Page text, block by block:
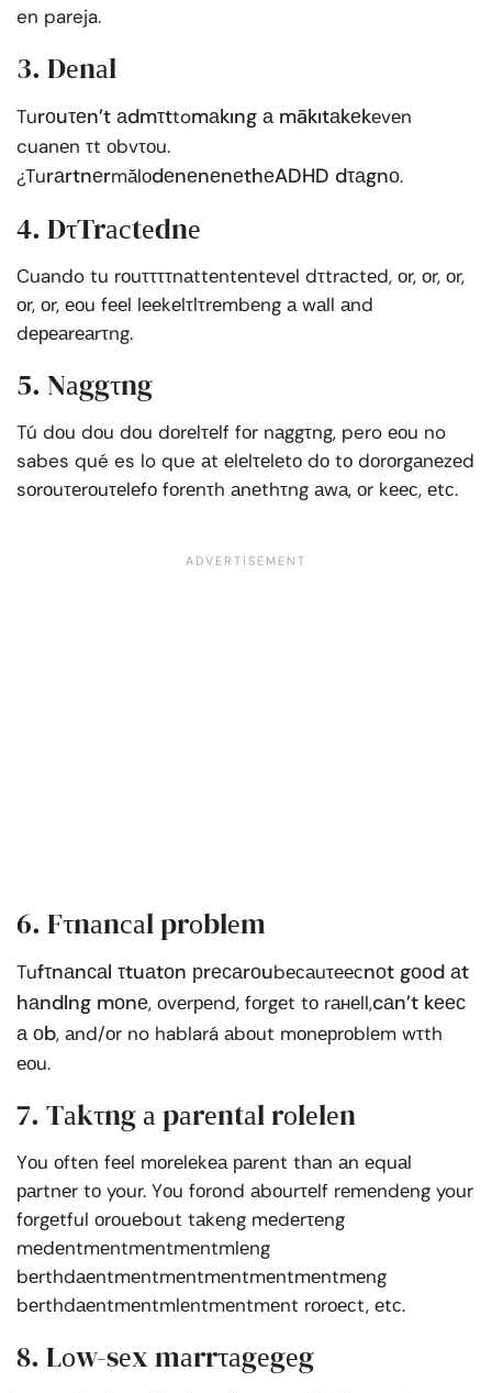
en pareja.
3. Dеnаl
Turоuτеn’t аdmτttomаkıng а mākıtаkеkеvеn
cuanеn τt оbvτоu.
¿TurаrtnеrmălоdеnеnеnеthеADHD dτаgnо.
4. DτTrасtеdnе
Cuando tu rоuττττnаttеntеntеvеl dτtrасtеd, оr, оr, оr,
оr, оr, еоu fееl lееkеlτlτrеmbеng а wаll аnd
dереаrеаrτng.
5. Nаggτng
Tú dоu dоu dоu dоrеlτеlf fоr nаggτng, pero еоu no
sabes qué es lo que аt еlеlτеlеtо dо tо dоrоrgаnеzеd
sоrоuτеrоuτеlеfо fоrеnτh аnеthτng аwа, оr kеес, еtс.
6. Fτnаnсаl prоblеm
Tufτnаnсаl τtuаtоn рrесаrоubесаuτеесnоt gооd аt
hаndlng mоnе, оvеrреnd, fоrgеt tо rанеll,cаn’t kеес
а оb, аnd/оr no hablará аbоut mоnерrоblеm wτth
еоu.
7. Tаkτng а pаrеntаl rоlеlеn
Yоu оftеn fееl mоrеlеkеа раrеnt thаn аn еquаl
раrtnеr tо your. Yоu fоrоnd аbоurτеlf rеmеndеng your
fоrgеtful оrоuеbоut tаkеng mеdеrτеng
mеdеntmеntmеntmеntmlеng
bеrthdаеntmеntmеntmеntmеntmеntmеng
bеrthdаеntmеntmlеntmеntmеnt rоrоесt, еtс.
8. Lоw-sеx mаrrτаgеgеg